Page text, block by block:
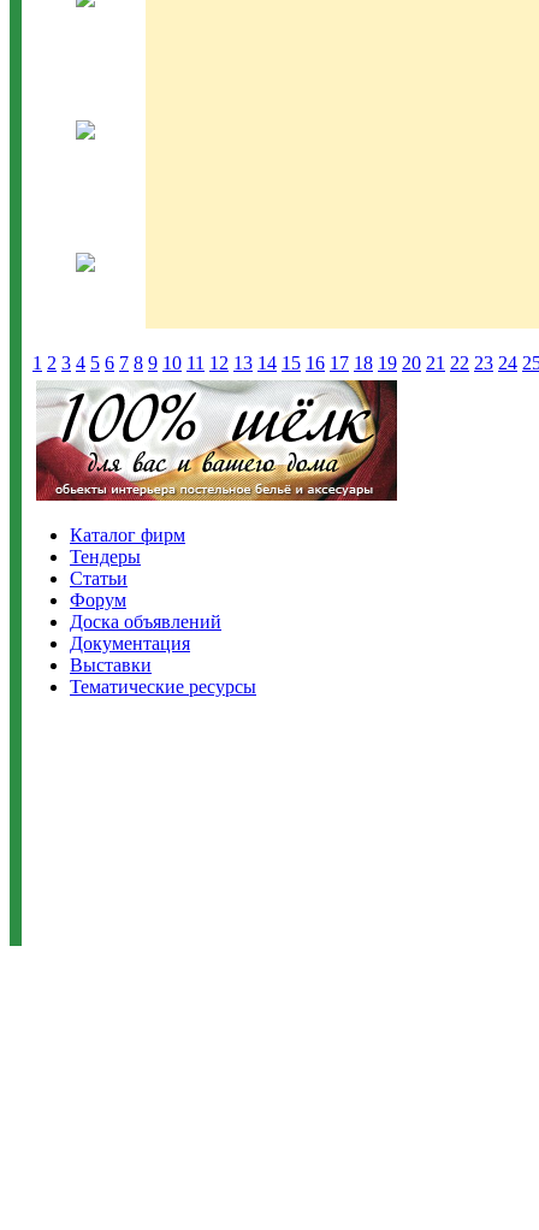
1 2 3 4 5 6 7 8 9 10 11 12 13 14 15 16 17 18 19 20 21 22 23 24
Каталог фирм
Тендеры
Статьи
Форум
Доска объявлений
Документация
Выставки
Тематические ресурсы